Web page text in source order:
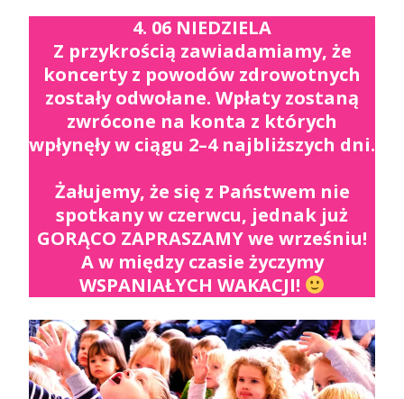
4. 06 NIEDZIELA
Z przykrością zawiadamiamy, że
koncerty z powodów zdrowotnych
zostały odwołane. Wpłaty zostaną
zwrócone na konta z których
wpłynęły w ciągu 2–4 najbliższych dni.
Żałujemy, że się z Państwem nie
spotkany w czerwcu, jednak już
GORĄCO ZAPRASZAMY we wrześniu!
A w między czasie życzymy
WSPANIAŁYCH WAKACJI!